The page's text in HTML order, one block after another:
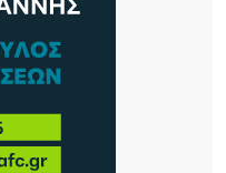
ισχυροί βοριάδες
στο